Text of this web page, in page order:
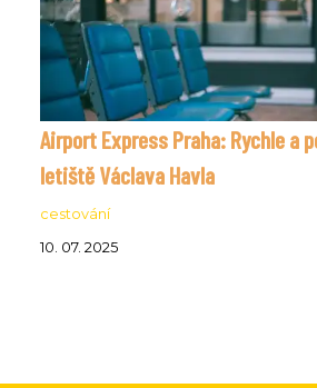
Airport Express Praha: Rychle a
letiště Václava Havla
cestování
10. 07. 2025